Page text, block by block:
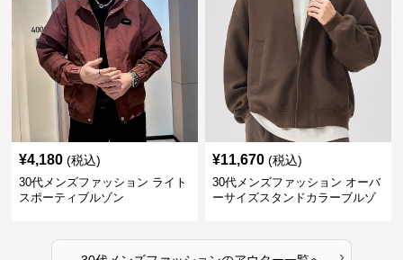
¥4,180 (税込)
30代メンズファッション ライト
スポーティブルゾン
¥11,670 (税込)
30代メンズファッション オーバ
ーサイズスタンドカラーブルゾ
›